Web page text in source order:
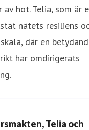
hot. Telia, som är
nätets resiliens
där en
har omdirigerats
Telia och